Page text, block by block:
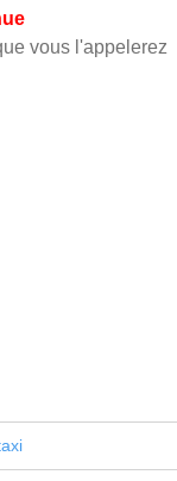
vous l'appelerez